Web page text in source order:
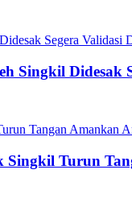
Singkil Didesak
Singkil Turun